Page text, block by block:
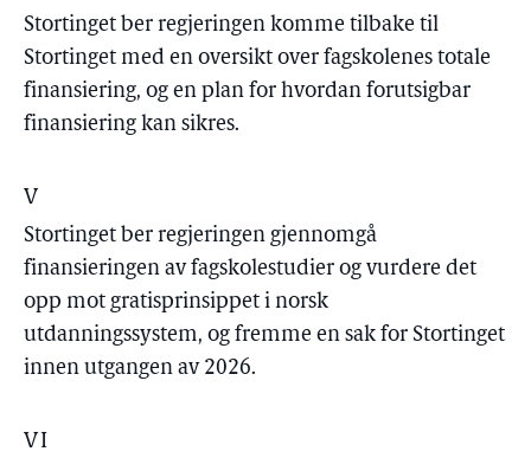
Stortinget ber regjeringen komme tilbake til
Stortinget med en oversikt over fagskolenes totale
finansiering, og en plan for hvordan forutsigbar
finansiering kan sikres.
V
Stortinget ber regjeringen gjennomgå
finansieringen av fagskolestudier og vurdere det
opp mot gratisprinsippet i norsk
utdanningssystem, og fremme en sak for Stortinget
innen utgangen av 2026.
VI